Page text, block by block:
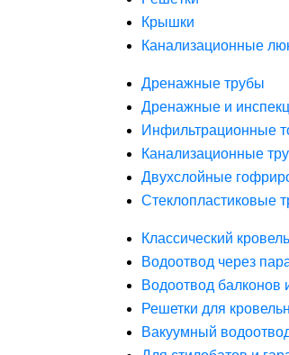
Крышки
Канализационные
Дренажные трубы
Дренажные и
Инфильтрационные
Канализационные
Двухслойные
Стеклопластиковые
Классический
Водоотвод через
Водоотвод балконов
Решетки для
Вакуумный